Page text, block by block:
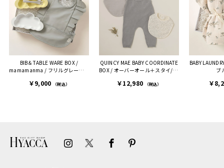
BIB＆TABLE WARE BOX /
mamamanma / フリルグレー［デ
￥9,000 （税込）
QUINCY MAE BABY COORDINATE
BOX / オーバーオール＋スタイ/ ラ
￥12,980 （税込）
BABY
ブ
￥